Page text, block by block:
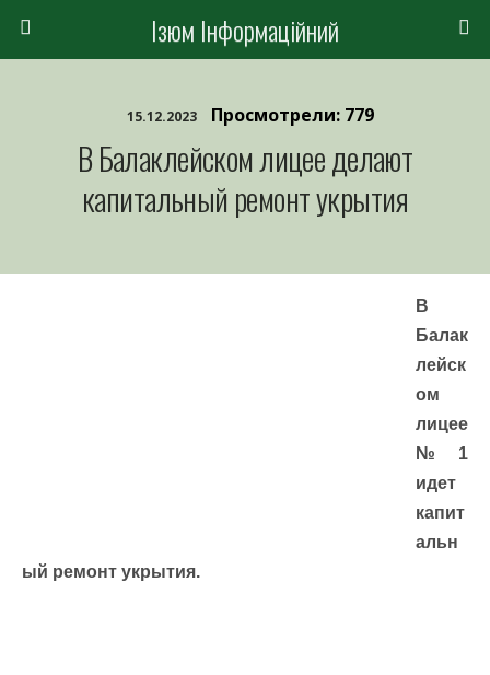
Ізюм Інформаційний
15.12.2023 Просмотрели: 779
В Балаклейском лицее делают
капитальный ремонт укрытия
В
Балак
лейск
ом
лицее
№1
идет
капит
альн
ый ремонт укрытия.